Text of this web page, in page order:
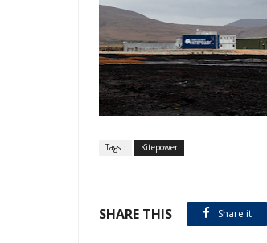
Tags : Kitepower
SHARE THIS Share it